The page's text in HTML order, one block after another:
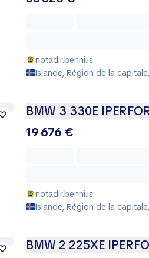
notadir.benni.is
Islande, Région de la
BMW 3 330E
19 676 €
notadir.benni.is
Islande, Région de la
BMW 2 225XE